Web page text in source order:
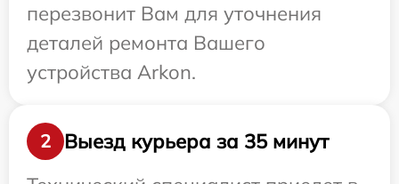
перезвонит Вам для уточнения
деталей ремонта Вашего
устройства Arkon.
2
Выезд курьера за 35 минут